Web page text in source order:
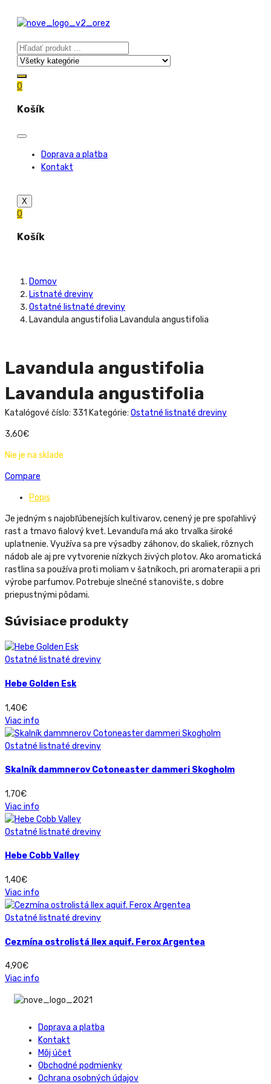
0
Košík
Doprava a platba
Kontakt
X
0
Košík
Domov
Listnaté dreviny
Ostatné listnaté dreviny
Lavandula angustifolia Lavandula angustifolia
Lavandula angustifolia
Lavandula angustifolia
Katalógové číslo: 331 Kategórie: Ostatné listnaté dreviny
3,60€
Nie je na sklade
Compare
Popis
Je jedným s najobľúbenejších kultivarov, cenený je pre spoľahlivý
rast a tmavo fialový kvet. Levanduľa má ako trvalka široké
uplatnenie. Využíva sa pre výsadby záhonov, do skaliek, rôznych
nádob ale aj pre vytvorenie nízkych živých plotov. Ako aromatická
rastlina sa používa proti moliam v šatníkoch, pri aromaterapii a pri
výrobe parfumov. Potrebuje slnečné stanovište, s dobre
priepustnými pôdami.
Súvisiace produkty
Ostatné listnaté dreviny
Hebe Golden Esk
1,40€
Viac info
Ostatné listnaté dreviny
Skalník dammnerov Cotoneaster dammeri Skogholm
1,70€
Viac info
Ostatné listnaté dreviny
Hebe Cobb Valley
1,40€
Viac info
Ostatné listnaté dreviny
Cezmína ostrolistá Ilex aquif. Ferox Argentea
4,90€
Viac info
Doprava a platba
Kontakt
Môj účet
Obchodné podmienky
Ochrana osobných údajov